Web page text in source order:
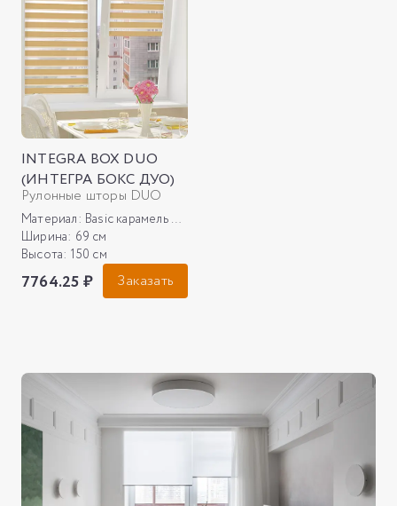
INTEGRA BOX DUO
(ИНТЕГРА БОКС ДУО)
Рулонные шторы DUO
Материал: Basic карамель NEW
Ширина: 69 см
Высота: 150 см
7764.25 ₽ Заказать